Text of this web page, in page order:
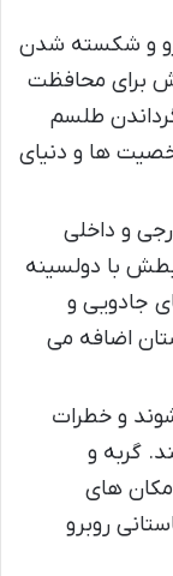
و شکسته شدن
برای محافظت
طلسم
ها و دنیای
و داخلی
با دولسینه
جادویی و
اضافه می
و خطرات
گربه و
های
روبرو